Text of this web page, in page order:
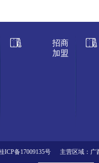
招商
加盟
ICP备17009135号 主营区域：广